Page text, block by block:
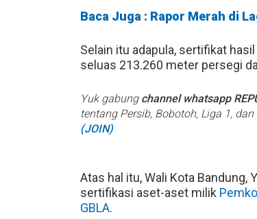
Baca Juga : Rapor Merah di
Selain itu adapula, sertifikat
seluas 213.260 meter persegi
Yuk gabung channel whatsapp
tentang Persib, Bobotoh, Liga 1,
(JOIN)
Atas hal itu, Wali Kota Bandung,
sertifikasi aset-aset milik
GBLA.